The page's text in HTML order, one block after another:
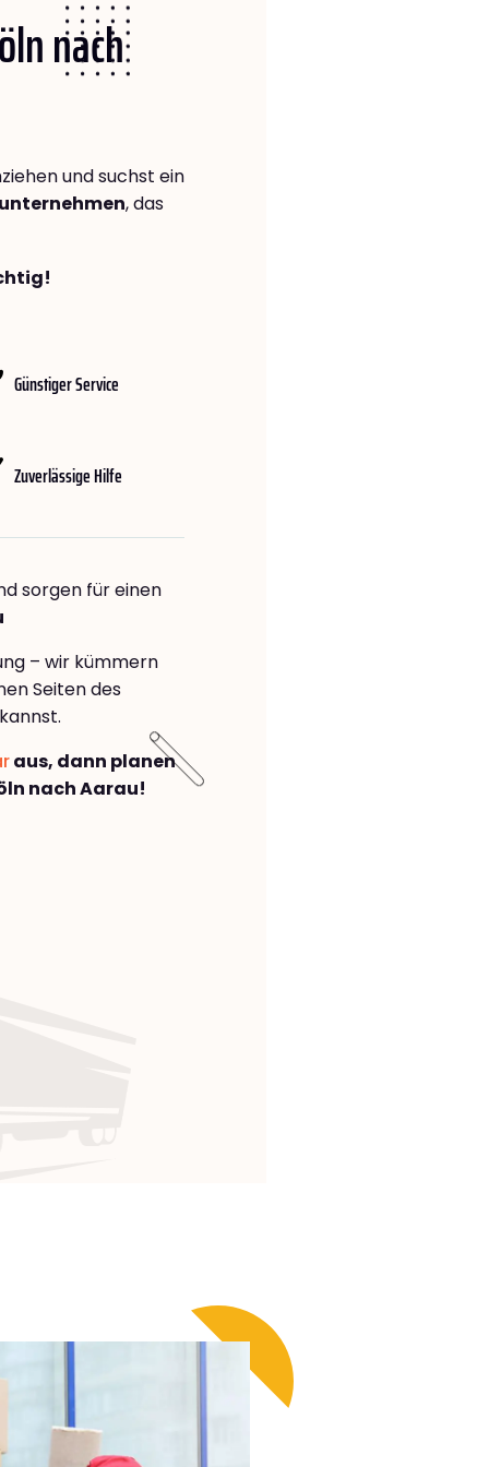
nach
und suchst ein
, das
Günstiger Service
Zuverlässige Hilfe
sorgen für einen
– wir kümmern
Seiten des
aus, dann planen
nach Aarau!